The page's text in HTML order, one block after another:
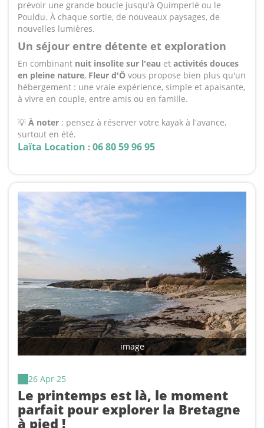
prévoir une grande boucle jusqu'à Quimperlé ou le
Pouldu. À chaque sortie, de nouveaux paysages, de
nouvelles lumières.
Un séjour entre détente et exploration
En combinant nuit insolite sur l'eau et activités douces
en pleine nature, Fleur d'Ö vous propose bien plus qu'un
hébergement : une vraie expérience, simple et apaisante,
à vivre en couple, entre amis ou en famille.
💡 À noter : pensez à réserver votre kayak à l'avance,
surtout en été.
Laïta Location : 06 80 59 96 95
image
26 Apr 25
Le printemps est là, le moment
parfait pour explorer la Bretagne
à pied !